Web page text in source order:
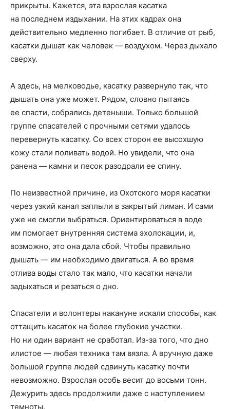
прикрыты. Кажется, эта взрослая касатка
на последнем издыхании. На этих кадрах она
действительно медленно погибает. В отличие от рыб,
касатки дышат как человек — воздухом. Через дыхало
сверху.
А здесь, на мелководье, касатку развернуло так, что
дышать она уже может. Рядом, словно пытаясь
ее спасти, собрались детеныши. Только большой
группе спасателей с прочными сетями удалось
перевернуть касатку. Со всех сторон ее высохшую
кожу стали поливать водой. Но увидели, что она
ранена — камни и песок разодрали ее спину.
По неизвестной причине, из Охотского моря касатки
через узкий канал заплыли в закрытый лиман. И сами
уже не смогли выбраться. Ориентироваться в воде
им помогает внутренняя система эхолокации, и,
возможно, это она дала сбой. Чтобы правильно
дышать — им необходимо двигаться. А во время
отлива воды стало так мало, что касатки начали
задыхаться и резаться о дно.
Спасатели и волонтеры накануне искали способы, как
оттащить касаток на более глубокие участки.
Но ни один вариант не сработал. Из-за того, что дно
илистое — любая техника там вязла. А вручную даже
большой группе людей сдвинуть касатку почти
невозможно. Взрослая особь весит до восьми тонн.
Дежурить здесь продолжили даже с наступлением
темноты.